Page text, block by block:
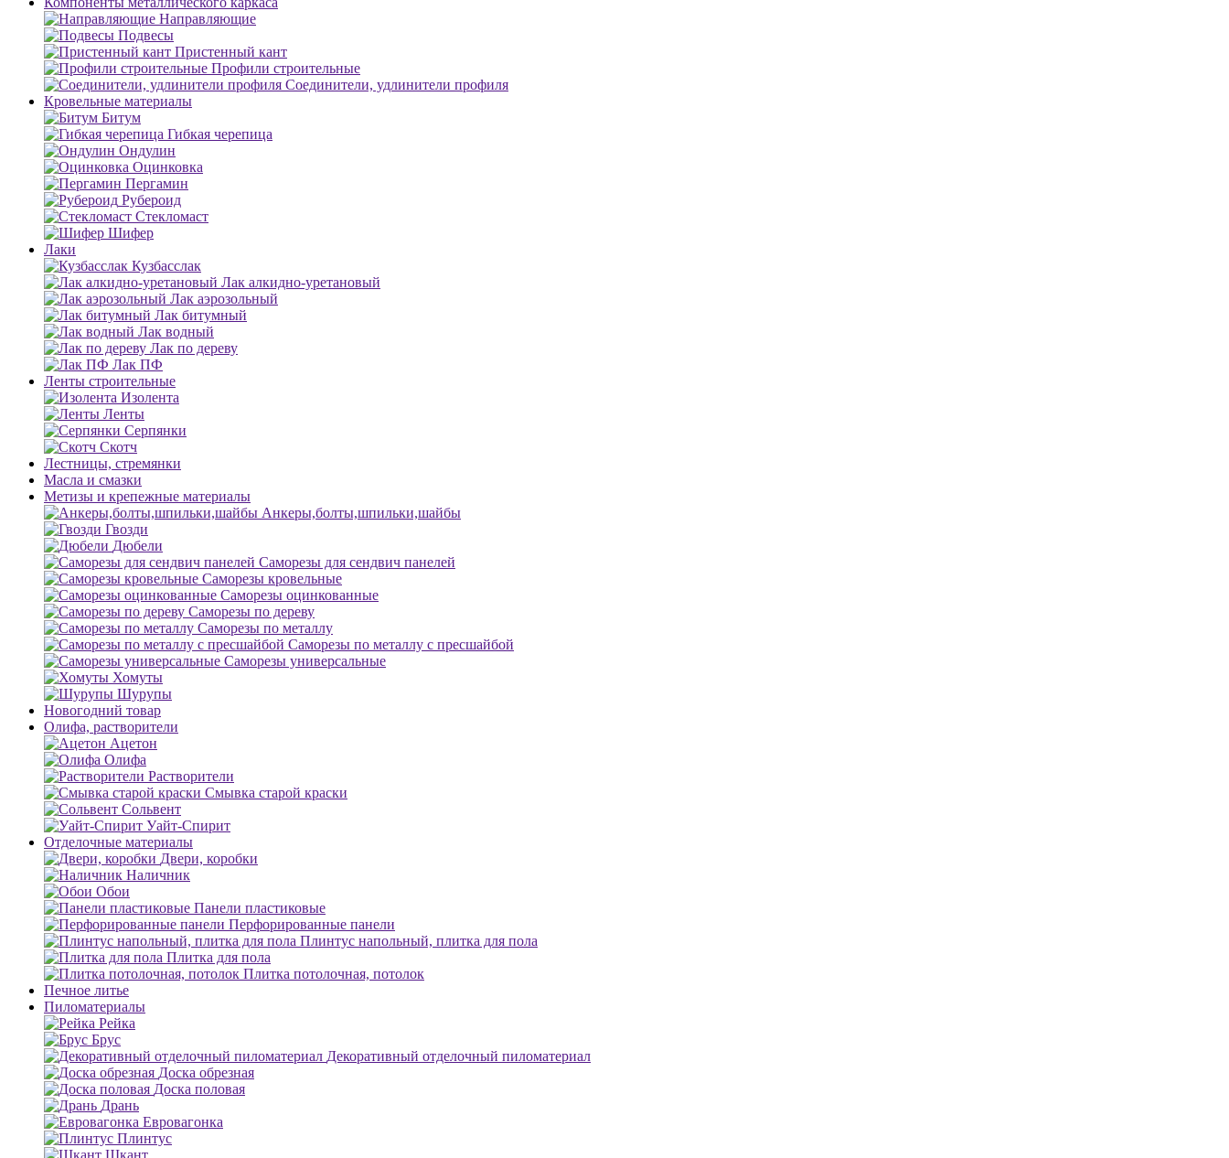
Направляющие
Подвесы
Пристенный кант
Профили строительные
Соединители, удлинители профиля
Кровельные материалы
Битум
Гибкая черепица
Ондулин
Оцинковка
Пергамин
Рубероид
Стекломаст
Шифер
Лаки
Кузбасслак
Лак алкидно-уретановый
Лак аэрозольный
Лак битумный
Лак водный
Лак по дереву
Лак ПФ
Ленты строительные
Изолента
Ленты
Серпянки
Скотч
Лестницы, стремянки
Масла и смазки
Метизы и крепежные материалы
Анкеры,болты,шпильки,шайбы
Гвозди
Дюбели
Саморезы для сендвич панелей
Саморезы кровельные
Саморезы оцинкованные
Саморезы по дереву
Саморезы по металлу
Саморезы по металлу с пресшайбой
Саморезы универсальные
Хомуты
Шурупы
Новогодний товар
Олифа, растворители
Ацетон
Олифа
Растворители
Смывка старой краски
Сольвент
Уайт-Спирит
Отделочные материалы
Двери, коробки
Наличник
Обои
Панели пластиковые
Перфорированные панели
Плинтус напольный, плитка для пола
Плитка для пола
Плитка потолочная, потолок
Печное литье
Пиломатериалы
Рейка
Брус
Декоративный отделочный пиломатериал
Доска обрезная
Доска половая
Дрань
Евровагонка
Плинтус
Шкант